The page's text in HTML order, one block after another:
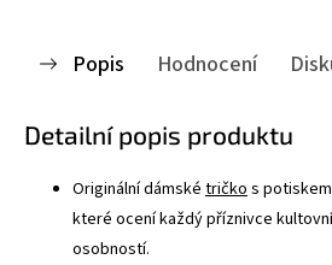
Popis Hodnocení
Detailní popis produktu
Originální dámské tričko s potiskem
které ocení každý příznivce
osobností.